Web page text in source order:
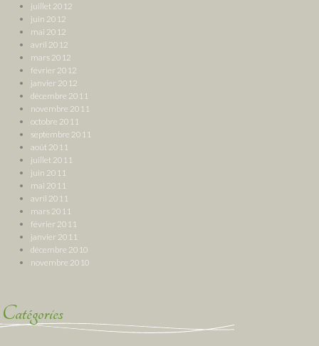
juillet 2012
juin 2012
mai 2012
avril 2012
mars 2012
février 2012
janvier 2012
décembre 2011
novembre 2011
octobre 2011
septembre 2011
août 2011
juillet 2011
juin 2011
mai 2011
avril 2011
mars 2011
février 2011
janvier 2011
décembre 2010
novembre 2010
Catégories